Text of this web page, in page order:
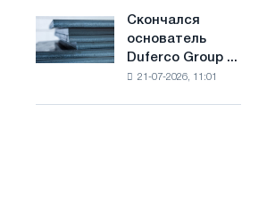
импорт
Саудовской
Скончался
основатель
Duferco
Скончался
основатель
Duferco Group ...
21-07-2026, 11:01